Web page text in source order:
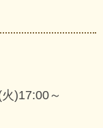
)17:00～